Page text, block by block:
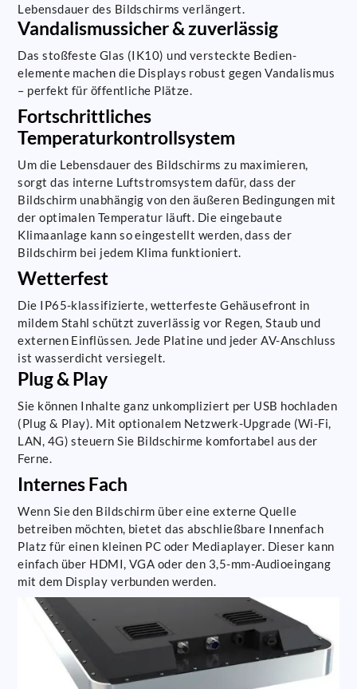
Lebensdauer des Bildschirms verlängert.
Vandalismussicher & zuverlässig
Das stoßfeste Glas (IK10) und versteckte Bedien­
elemente machen die Displays robust gegen Vandalismus
– perfekt für öffentliche Plätze.
Fortschrittliches
Temperaturkontrollsystem
Um die Lebensdauer des Bildschirms zu maximieren,
sorgt das interne Luftstromsystem dafür, dass der
Bildschirm unabhängig von den äußeren Bedingungen mit
der optimalen Temperatur läuft. Die eingebaute
Klimaanlage kann so eingestellt werden, dass der
Bildschirm bei jedem Klima funktioniert.
Wetterfest
Die IP65-klassifizierte, wetterfeste Gehäusefront in
mildem Stahl schützt zuverlässig vor Regen, Staub und
externen Einflüssen. Jede Platine und jeder AV-Anschluss
ist wasserdicht versiegelt.
Plug & Play
Sie können Inhalte ganz unkompliziert per USB hochladen
(Plug & Play). Mit optionalem Netzwerk-Upgrade (Wi-Fi,
LAN, 4G) steuern Sie Bildschirme komfortabel aus der
Ferne.
Internes Fach
Wenn Sie den Bildschirm über eine externe Quelle
betreiben möchten, bietet das abschließbare Innenfach
Platz für einen kleinen PC oder Mediaplayer. Dieser kann
einfach über HDMI, VGA oder den 3,5-mm-Audioeingang
mit dem Display verbunden werden.